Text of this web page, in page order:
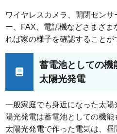
ワイヤレスカメラ、開閉セン
ー、FAX、電話機などさまざ
れば家の様子を確認することが
蓄電池としての機
太陽光発電
一般家庭でも身近になった太
陽光発電は蓄電池としての機
太陽光発電で作った電気は、